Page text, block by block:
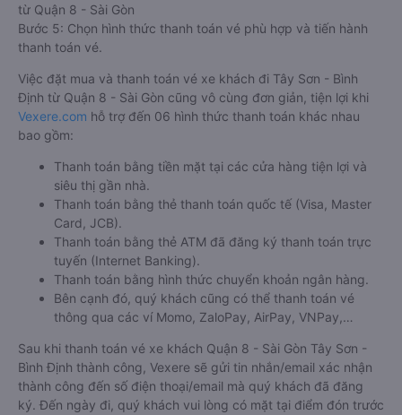
từ Quận 8 - Sài Gòn
Bước 5: Chọn hình thức thanh toán vé phù hợp và tiến hành
thanh toán vé.
Việc đặt mua và thanh toán vé xe khách đi Tây Sơn - Bình
Định từ Quận 8 - Sài Gòn cũng vô cùng đơn giản, tiện lợi khi
Vexere.com hỗ trợ đến 06 hình thức thanh toán khác nhau
bao gồm:
Thanh toán bằng tiền mặt tại các cửa hàng tiện lợi và
siêu thị gần nhà.
Thanh toán bằng thẻ thanh toán quốc tế (Visa, Master
Card, JCB).
Thanh toán bằng thẻ ATM đã đăng ký thanh toán trực
tuyến (Internet Banking).
Thanh toán bằng hình thức chuyển khoản ngân hàng.
Bên cạnh đó, quý khách cũng có thể thanh toán vé
thông qua các ví Momo, ZaloPay, AirPay, VNPay,…
Sau khi thanh toán vé xe khách Quận 8 - Sài Gòn Tây Sơn -
Bình Định thành công, Vexere sẽ gửi tin nhắn/email xác nhận
thành công đến số điện thoại/email mà quý khách đã đăng
ký. Đến ngày đi, quý khách vui lòng có mặt tại điểm đón trước